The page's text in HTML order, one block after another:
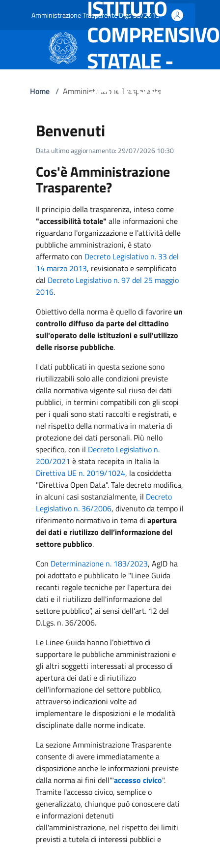
Amministrazione Trasparente Dlgs 33/2013
ISTITUTO
COMPRENSIVO
STATALE -
SARROCH
Home / Amministrazione Trasparente
Benvenuti
Data ultimo aggiornamento: 29/07/2026 10:30
Cos'è Amministrazione
Trasparente?
Il principio della trasparenza, inteso come
"accessibilità totale" alle informazioni che
riguardano l'organizzazione e l'attività delle
pubbliche amministrazioni, è stato
affermato con Decreto Legislativo n. 33 del
14 marzo 2013, revisionato e semplificato
dal Decreto Legislativo n. 97 del 25 maggio
2016.
Obiettivo della norma è quello di favorire un
controllo diffuso da parte del cittadino
sull'operato delle istituzioni e sull'utilizzo
delle risorse pubbliche.
I dati pubblicati in questa sezione sono
riutilizzabili solo alle condizioni previste
dalla normativa vigente sul riuso dei dati
pubblici, in termini compatibili con gli scopi
per i quali sono stati raccolti e registrati, e
nel rispetto della normativa in materia di
protezione dei dati personali. Più nello
specifico, con il Decreto Legislativo n.
200/2021 è stata recepita in Italia la
Direttiva UE n. 2019/1024, la cosiddetta
"Direttiva Open Data". Tale decreto modifica,
in alcuni casi sostanzialmente, il Decreto
Legislativo n. 36/2006, divenuto da tempo il
riferimento normativo in tema diapertura
dei dati e riutilizzo dell’informazione del
settore pubblico.
Con Determinazione n. 183/2023, AgID ha
poi adottato e pubblicato le "Linee Guida
recanti regole tecniche per l'apertura dei
dati e il riutilizzo dell'informazione del
settore pubblico”, ai sensi dell’art. 12 del
D.Lgs. n. 36/2006.
Le Linee Guida hanno l’obiettivo di
supportare le pubbliche amministrazioni e
gli altri soggetti interessati al processo di
apertura dei dati e di riutilizzo
dell’informazione del settore pubblico,
attraverso indicazioni volte ad
implementare le disposizioni e le modalità
disciplinate dalle norme indicate.
La sezione Amministrazione Trasparente
consente di avere immediatamente a
disposizione anche le informazioni previste
dalla norma ai fini dell'"accesso civico".
Tramite l'accesso civico, semplice o
generalizzato, chiunque può conoscere dati
e informazioni detenuti
dall'amministrazione, nel rispetto dei limiti
previsti a tutela di interessi pubblici e